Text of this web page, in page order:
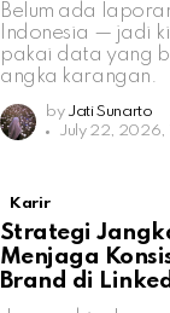
Belum ada
Indonesia — jadi
pakai data yang
angka karangan.
by Jati Sunarto
July 22, 2026,
Karir
Strategi
Menjaga
Brand di